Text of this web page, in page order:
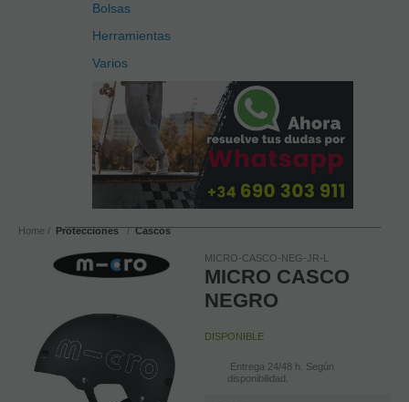
Bolsas
Herramientas
Varios
Home Protecciones Cascos
MICRO-CASCO-NEG-JR-L
MICRO CASCO
NEGRO
DISPONIBLE
Entrega 24/48 h. Según
disponibilidad.